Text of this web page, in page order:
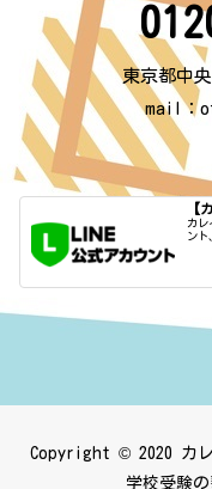
東京都中
mail：
【
カレ
ント
Copyright © 2020 カ
学校受験